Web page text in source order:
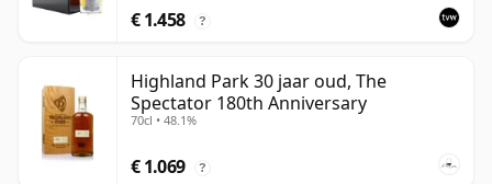
€ 1.458 ?
Highland Park 30 jaar oud, The
Spectator 180th Anniversary
70cl • 48.1%
€ 1.069 ?